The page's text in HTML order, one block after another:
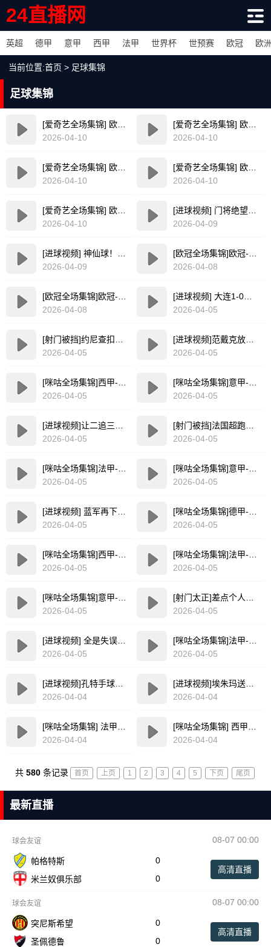
24直播网
英超 德甲 意甲 西甲 法甲 世界杯 世预赛 欧冠 欧
当前位置:首页 > 足球集锦
足球集锦
2026-04-10
2026-04-10
2026-04-10
2026-04-10
2026-04-10
2026-04-09
2026-04-09
2026-04-08
2026-04-08
2026-04-05
2026-04-05
2026-04-05
2026-04-05
2026-04-05
2026-04-05
2026-04-05
2026-04-05
2026-04-05
2026-04-05
2026-04-05
2026-04-05
2026-04-05
2026-04-05
2026-04-05
2026-04-05
2026-04-05
2026-04-04
2026-04-04
2026-04-04
2026-04-04
共580 条记录 首页 上页 1 2 3 4 5 下页 尾页
最新直播
球会友谊 08-07 00:00
帕格特斯
0
米兰奴俱乐部
0
高清直播
球会友谊 08-07 00:00
突尼斯希望
0
圣佩德鲁
0
高清直播